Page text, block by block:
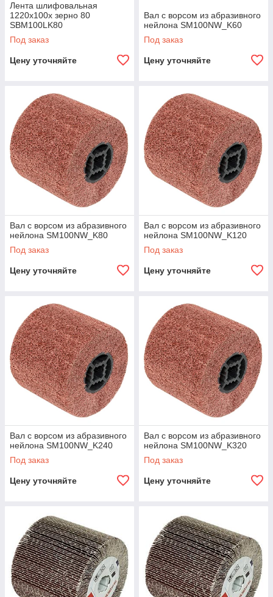
Лента шлифовальная
1220x100x зерно 80
SBM100LK80
Под заказ
Цену уточняйте
Вал с ворсом из абразивного
нейлона SM100NW_K60
Под заказ
Цену уточняйте
Вал с ворсом из абразивного
нейлона SM100NW_K80
Под заказ
Цену уточняйте
Вал с ворсом из абразивного
нейлона SM100NW_K120
Под заказ
Цену уточняйте
Вал с ворсом из абразивного
нейлона SM100NW_K240
Под заказ
Цену уточняйте
Вал с ворсом из абразивного
нейлона SM100NW_K320
Под заказ
Цену уточняйте